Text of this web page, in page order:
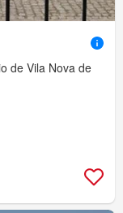
de Vila Nova de